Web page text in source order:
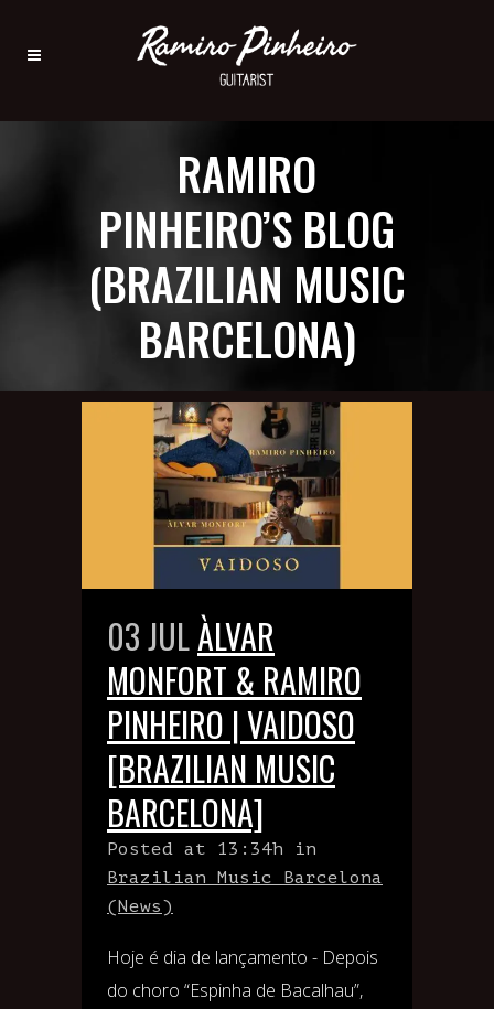
RAMIRO
PINHEIRO’S BLOG
(BRAZILIAN MUSIC
BARCELONA)
03 JULÀLVAR
MONFORT & RAMIRO
PINHEIRO | VAIDOSO
[BRAZILIAN MUSIC
BARCELONA]
Posted at 13:34h in
Brazilian Music Barcelona
(News)
Hoje é dia de lançamento - Depois
do choro “Espinha de Bacalhau”,